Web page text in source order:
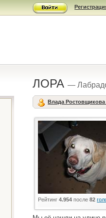
ЛОРА—
Влада
Рейтинг4.954 после82